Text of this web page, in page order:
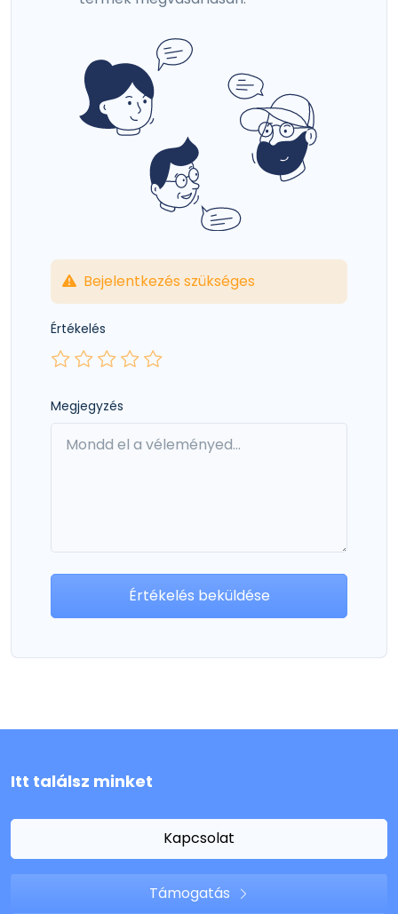
Bejelentkezés szükséges
Értékelés
Megjegyzés
Értékelés beküldése
Itt találsz minket
Kapcsolat
Támogatás